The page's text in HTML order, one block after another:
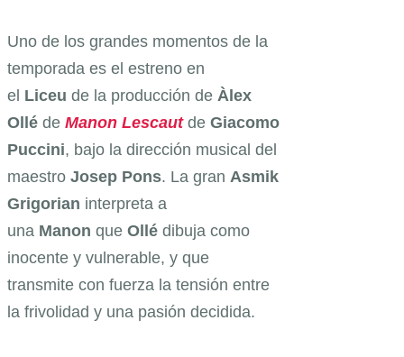
Uno de los grandes momentos de la
temporada es el estreno en
el Liceu de la producción de Àlex
Ollé de Manon Lescautde Giacomo
Puccini, bajo la dirección musical del
maestro Josep Pons. La gran Asmik
Grigorian interpreta a
una Manon que Ollé dibuja como
inocente y vulnerable, y que
transmite con fuerza la tensión entre
la frivolidad y una pasión decidida.